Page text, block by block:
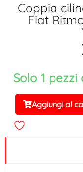
Coppia
Fiat
Solo 1 pezzi
Aggiungi al
Alternative: